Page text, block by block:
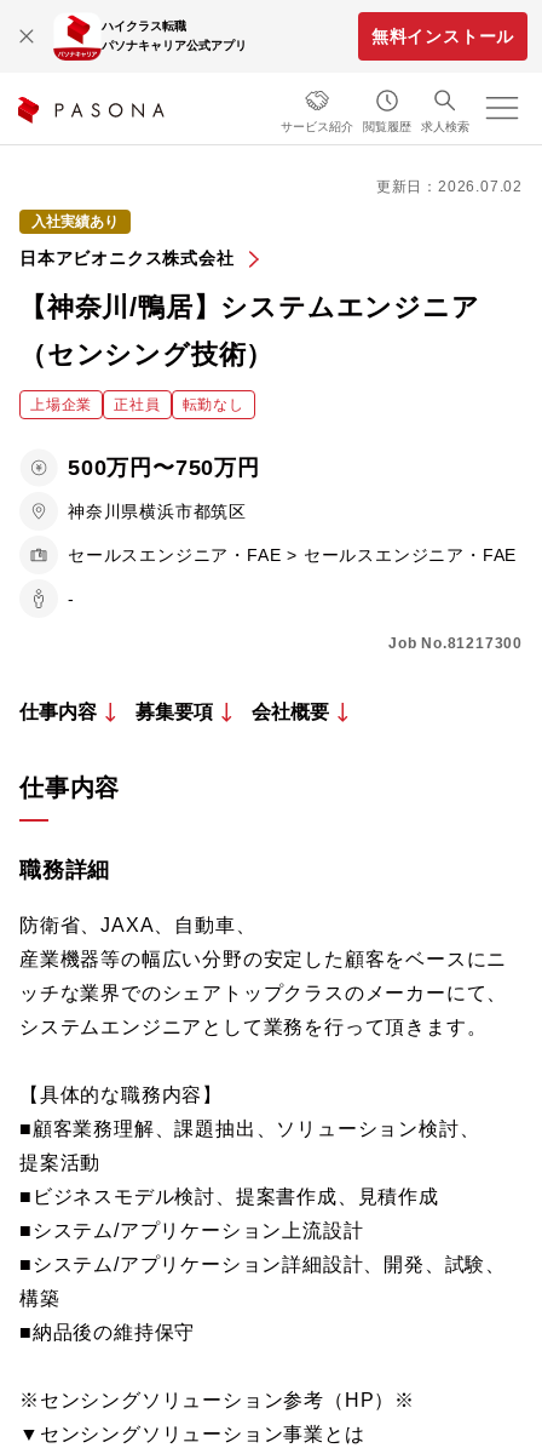
ハイクラス転職
パソナキャリア公式アプリ
無料インストール
サービス紹介 閲覧履歴 求人検索
更新日：2026.07.02
入社実績あり
日本アビオニクス株式会社
【神奈川/鴨居】システムエンジニア
（センシング技術）
上場企業 正社員 転勤なし
500万円〜750万円
神奈川県横浜市都筑区
セールスエンジニア・FAE > セールスエンジニア・FAE
-
Job No.81217300
仕事内容 募集要項 会社概要
仕事内容
職務詳細
防衛省、JAXA、自動車、
産業機器等の幅広い分野の安定した顧客をベースにニ
ッチな業界でのシェアトップクラスのメーカーにて、
システムエンジニアとして業務を行って頂きます。
【具体的な職務内容】
■顧客業務理解、課題抽出、ソリューション検討、
提案活動
■ビジネスモデル検討、提案書作成、見積作成
■システム/アプリケーション上流設計
■システム/アプリケーション詳細設計、開発、試験、
構築
■納品後の維持保守
※センシングソリューション参考（HP）※
▼センシングソリューション事業とは